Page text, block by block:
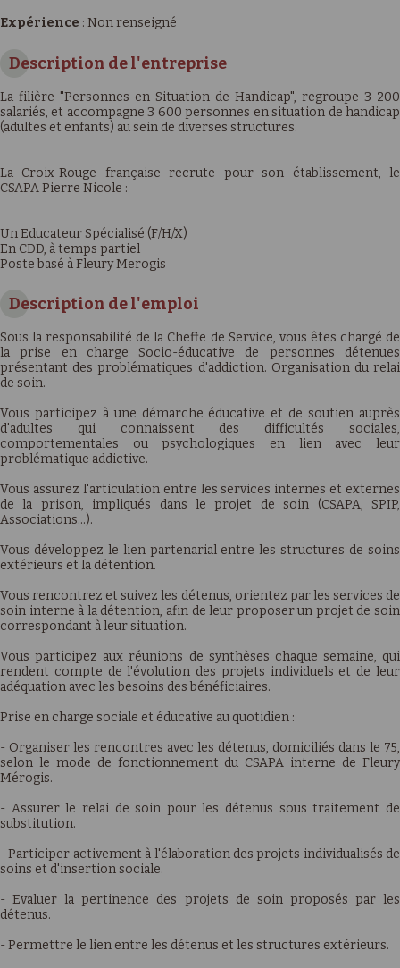
Expérience : Non renseigné
Description de l'entreprise
La filière "Personnes en Situation de Handicap", regroupe 3 200
salariés, et accompagne 3 600 personnes en situation de handicap
(adultes et enfants) au sein de diverses structures.
La Croix-Rouge française recrute pour son établissement, le
CSAPA Pierre Nicole :
Un Educateur Spécialisé (F/H/X)
En CDD, à temps partiel
Poste basé à Fleury Merogis
Description de l'emploi
Sous la responsabilité de la Cheffe de Service, vous êtes chargé de
la prise en charge Socio-éducative de personnes détenues
présentant des problématiques d'addiction. Organisation du relai
de soin.
Vous participez à une démarche éducative et de soutien auprès
d'adultes qui connaissent des difficultés sociales,
comportementales ou psychologiques en lien avec leur
problématique addictive.
Vous assurez l'articulation entre les services internes et externes
de la prison, impliqués dans le projet de soin (CSAPA, SPIP,
Associations…).
Vous développez le lien partenarial entre les structures de soins
extérieurs et la détention.
Vous rencontrez et suivez les détenus, orientez par les services de
soin interne à la détention, afin de leur proposer un projet de soin
correspondant à leur situation.
Vous participez aux réunions de synthèses chaque semaine, qui
rendent compte de l'évolution des projets individuels et de leur
adéquation avec les besoins des bénéficiaires.
Prise en charge sociale et éducative au quotidien :
- Organiser les rencontres avec les détenus, domiciliés dans le 75,
selon le mode de fonctionnement du CSAPA interne de Fleury
Mérogis.
- Assurer le relai de soin pour les détenus sous traitement de
substitution.
- Participer activement à l'élaboration des projets individualisés de
soins et d'insertion sociale.
- Evaluer la pertinence des projets de soin proposés par les
détenus.
- Permettre le lien entre les détenus et les structures extérieurs.